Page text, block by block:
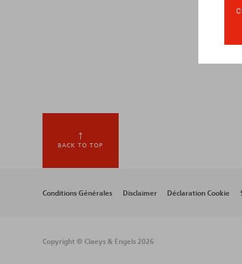
BACK TO TOP
Footer
Conditions Générales Disclaimer Déclaration Cookie
Copyright © Claeys & Engels 2026